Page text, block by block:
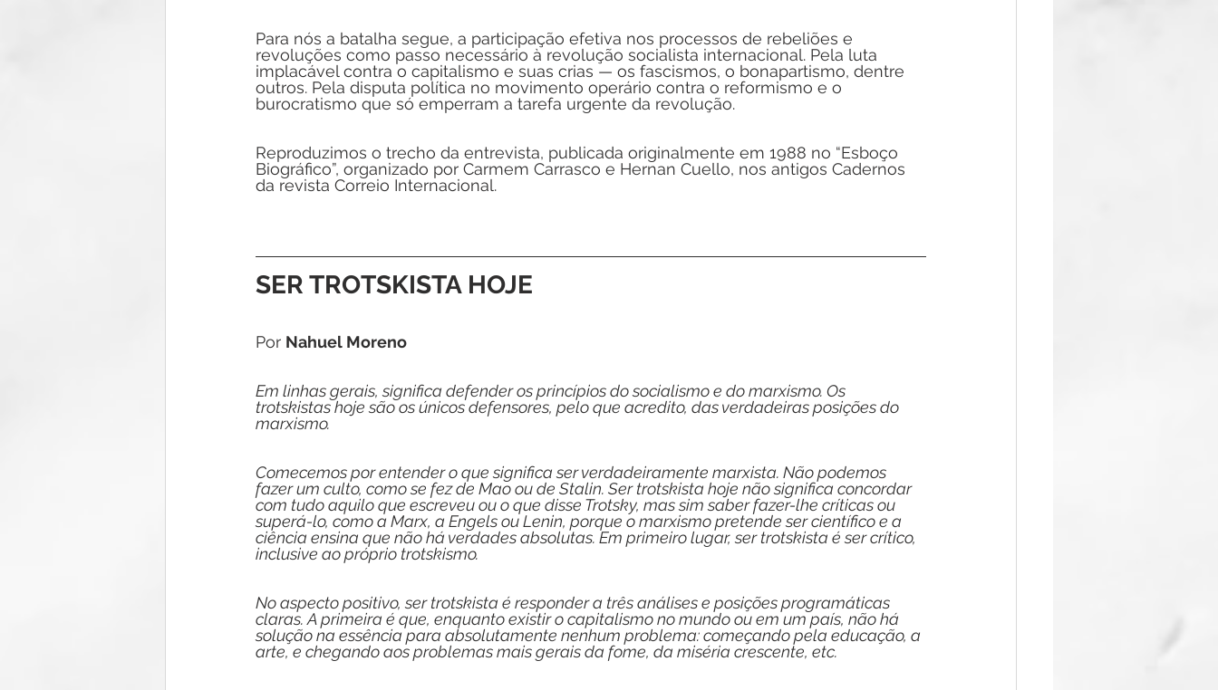
Para nós a batalha segue, a participação efetiva nos processos de rebeliões e
revoluções como passo necessário à revolução socialista internacional. Pela luta
implacável contra o capitalismo e suas crias — os fascismos, o bonapartismo, dentre
outros. Pela disputa política no movimento operário contra o reformismo e o
burocratismo que só emperram a tarefa urgente da revolução.
Reproduzimos o trecho da entrevista, publicada originalmente em 1988 no “Esboço
Biográfico”, organizado por Carmem Carrasco e Hernan Cuello, nos antigos Cadernos
da revista Correio Internacional.
SER TROTSKISTA HOJE
Por Nahuel Moreno
Em linhas gerais, significa defender os princípios do socialismo e do marxismo. Os
trotskistas hoje são os únicos defensores, pelo que acredito, das verdadeiras posições do
marxismo.
Comecemos por entender o que significa ser verdadeiramente marxista. Não podemos
fazer um culto, como se fez de Mao ou de Stalin. Ser trotskista hoje não significa concordar
com tudo aquilo que escreveu ou o que disse Trotsky, mas sim saber fazer-lhe críticas ou
superá-lo, como a Marx, a Engels ou Lenin, porque o marxismo pretende ser científico e a
ciência ensina que não há verdades absolutas. Em primeiro lugar, ser trotskista é ser crítico,
inclusive ao próprio trotskismo.
No aspecto positivo, ser trotskista é responder a três análises e posições programáticas
claras. A primeira é que, enquanto existir o capitalismo no mundo ou em um país, não há
solução na essência para absolutamente nenhum problema: começando pela educação, a
arte, e chegando aos problemas mais gerais da fome, da miséria crescente, etc.